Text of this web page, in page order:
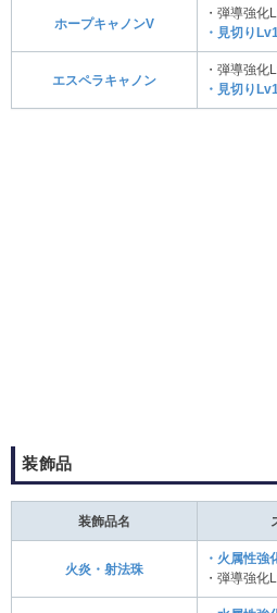
ホープキャノンV
・弾導強化
・見切りLv1
エスペラキャノン
・弾導強化
・見切りLv1
装飾品
装飾品名
火炎・射法珠
・火属性強
・弾導強化